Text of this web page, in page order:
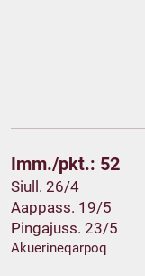
Imm./pkt.: 52
Siull. 26/4
Aappass. 19/5
Pingajuss. 23/5
Akuerineqarpoq